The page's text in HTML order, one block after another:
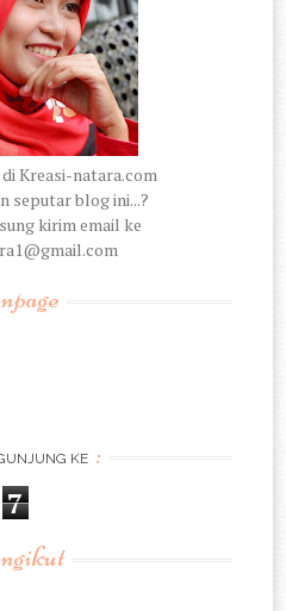
Kreasi-natara.com
seputar blog ini...?
kirim email ke
KE :
7